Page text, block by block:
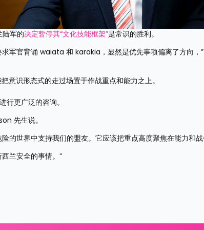
军的决定暂停其“文化技能框架”是常识的胜利。
军官背诵 waiata 和 karakia，显然是优先事项偏离了方向，”
意识形态式的走过场置于作战重点和能力之上。
行更广泛的咨询。
先生说。
的世界中支持我们的盟友。它应该把重点高度聚焦在能力和
兰安全的事情。”